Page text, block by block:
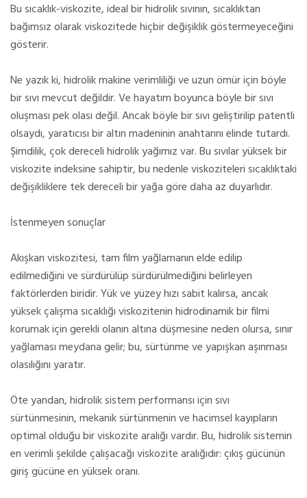
Bu sıcaklık-viskozite, ideal bir hidrolik sıvının, sıcaklıktan
bağımsız olarak viskozitede hiçbir değişiklik göstermeyeceğini
gösterir.
Ne yazık ki, hidrolik makine verimliliği ve uzun ömür için böyle
bir sıvı mevcut değildir. Ve hayatım boyunca böyle bir sıvı
oluşması pek olası değil. Ancak böyle bir sıvı geliştirilip patentli
olsaydı, yaratıcısı bir altın madeninin anahtarını elinde tutardı.
Şimdilik, çok dereceli hidrolik yağımız var. Bu sıvılar yüksek bir
viskozite indeksine sahiptir, bu nedenle viskoziteleri sıcaklıktaki
değişikliklere tek dereceli bir yağa göre daha az duyarlıdır.
İstenmeyen sonuçlar
Akışkan viskozitesi, tam film yağlamanın elde edilip
edilmediğini ve sürdürülüp sürdürülmediğini belirleyen
faktörlerden biridir. Yük ve yüzey hızı sabit kalırsa, ancak
yüksek çalışma sıcaklığı viskozitenin hidrodinamik bir filmi
korumak için gerekli olanın altına düşmesine neden olursa, sınır
yağlaması meydana gelir; bu, sürtünme ve yapışkan aşınması
olasılığını yaratır.
Öte yandan, hidrolik sistem performansı için sıvı
sürtünmesinin, mekanik sürtünmenin ve hacimsel kayıpların
optimal olduğu bir viskozite aralığı vardır. Bu, hidrolik sistemin
en verimli şekilde çalışacağı viskozite aralığıdır: çıkış gücünün
giriş gücüne en yüksek oranı.